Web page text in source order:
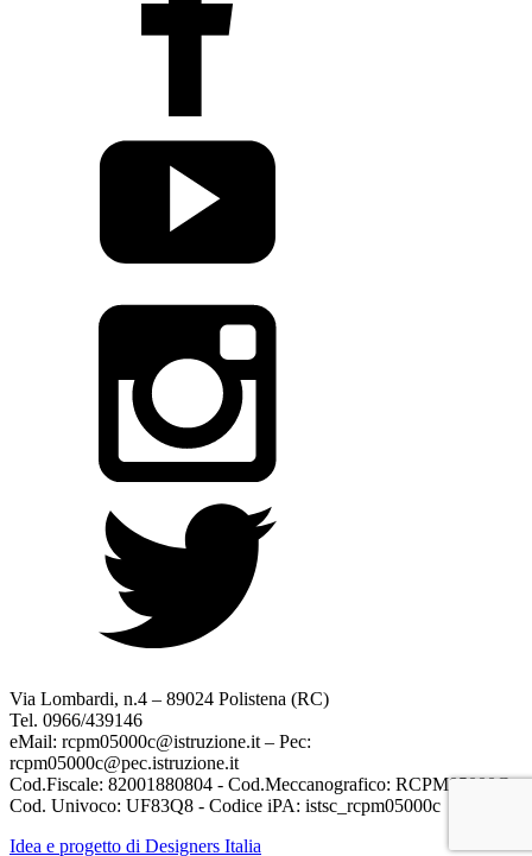
Via Lombardi, n.4 – 89024 Polistena (RC)
Tel. 0966/439146
eMail: rcpm05000c@istruzione.it – Pec:
rcpm05000c@pec.istruzione.it
Cod.Fiscale: 82001880804 - Cod.Meccanografico: RCPM05000C
Cod. Univoco: UF83Q8 - Codice iPA: istsc_rcpm05000c
Idea e progetto di Designers Italia